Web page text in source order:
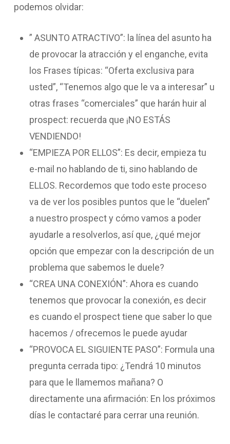
podemos olvidar:
” ASUNTO ATRACTIVO”: la línea del asunto ha
de provocar la atracción y el enganche, evita
los Frases típicas: “Oferta exclusiva para
usted”, “Tenemos algo que le va a interesar” u
otras frases “comerciales” que harán huir al
prospect: recuerda que ¡NO ESTÁS
VENDIENDO!
“EMPIEZA POR ELLOS”: Es decir, empieza tu
e-mail no hablando de ti, sino hablando de
ELLOS. Recordemos que todo este proceso
va de ver los posibles puntos que le “duelen”
a nuestro prospect y cómo vamos a poder
ayudarle a resolverlos, así que, ¿qué mejor
opción que empezar con la descripción de un
problema que sabemos le duele?
“CREA UNA CONEXIÓN”: Ahora es cuando
tenemos que provocar la conexión, es decir
es cuando el prospect tiene que saber lo que
hacemos / ofrecemos le puede ayudar
“PROVOCA EL SIGUIENTE PASO”: Formula una
pregunta cerrada tipo: ¿Tendrá 10 minutos
para que le llamemos mañana? O
directamente una afirmación: En los próximos
días le contactaré para cerrar una reunión.